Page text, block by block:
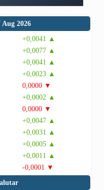
2026
+0,0041 ▲
+0,0077 ▲
+0,0041 ▲
+0,0023 ▲
0,0000 ▼
+0,0002 ▲
0,0000 ▼
+0,0047 ▲
+0,0031 ▲
+0,0005 ▲
+0,0011 ▲
-0,0001 ▼